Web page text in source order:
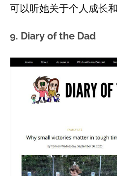
可以听她关于个人成长
9. Diary of the Dad